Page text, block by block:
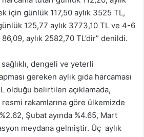
için günlük 117,50 aylık 3525 TL,
125,77 aylık 3773,10 TL ve 4-6
aylık 2582,70 TL’dir” denildi.
dengeli ve yeterli
gereken aylık gıda harcaması
olduğu belirtilen açıklamada,
rakamlarına göre ülkemizde
Şubat ayında %4.65, Mart
meydana gelmiştir. Üç aylık